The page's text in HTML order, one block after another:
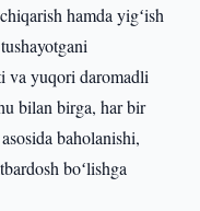
hamda yigʻish
va yuqori daromadli
bilan birga, har bir
baholanishi,
boʻlishga